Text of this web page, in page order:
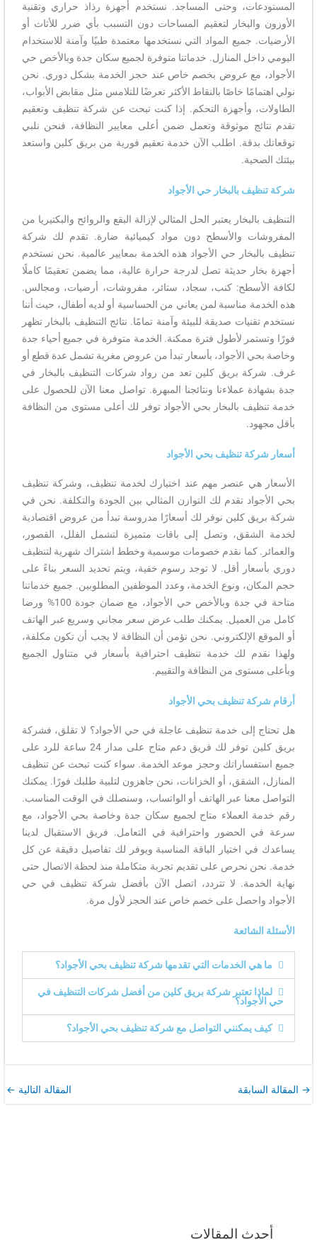
أحدث المقالات
المستودعات، وحتى المساجد. نستخدم أجهزة رذاذ حراري وتقنية
الأوزون والبخار لتعقيم المساحات دون التسبب بأي ضرر للأثاث أو
الأرضيات. جميع المواد التي نستخدمها معتمدة طبيًا وآمنة للاستخدام
اليومي داخل المنازل. خدماتنا متوفرة لجميع سكان جدة وبالأخص حي
الأجواد، مع عروض بخصم خاص عند حجز الخدمة بشكل دوري. نحن
نولي اهتمامًا خاصًا بالنقاط الأكثر تعرضًا للتلامس مثل مقابض الأبواب،
الطاولات، وأجهزة التحكم. إذا كنت تبحث عن شركة تنظيف وتعقيم
تقدم نتائج موثوقة وتعمل ضمن أعلى معايير النظافة، فنحن نلبي
توقعاتك بدقة. اطلب الآن خدمة تعقيم فورية من بريق كلين واستعد
بيئتك الصحية.
شركة تنظيف بالبخار حي الأجواد
التنظيف بالبخار يعتبر الحل المثالي لإزالة البقع والروائح والبكتيريا من
المفروشات والأسطح دون مواد كيميائية ضارة. تقدم لك شركة
تنظيف بالبخار حي الأجواد هذه الخدمة بمعايير عالمية. نحن نستخدم
أجهزة بخار حديثة تصل لدرجة حرارة عالية، مما يضمن تعقيمًا كاملًا
لكافة الأسطح: كنب، سجاد، ستائر، مفروشات، أرضيات، ومجالس.
هذه الخدمة مناسبة لمن يعاني من الحساسية أو لديه أطفال، حيث أننا
نستخدم تقنيات صديقة للبيئة وآمنة تمامًا. نتائج التنظيف بالبخار تظهر
فورًا وتستمر لأطول فترة ممكنة. الخدمة متوفرة في جميع أحياء جدة
وخاصة بحي الأجواد، بأسعار تبدأ من عروض مغرية تشمل عدة قطع أو
غرف. شركة بريق كلين تعد من رواد شركات التنظيف بالبخار في
جدة بشهادة عملاءنا ونتائجنا المبهرة. تواصل معنا الآن للحصول على
خدمة تنظيف بالبخار بحي الأجواد توفر لك أعلى مستوى من النظافة
بأقل مجهود.
أسعار شركة تنظيف بحي الأجواد
الأسعار هي عنصر مهم عند اختيارك لخدمة تنظيف، وشركة تنظيف
بحي الأجواد تقدم لك التوازن المثالي بين الجودة والتكلفة. نحن في
شركة بريق كلين نوفر لك أسعارًا مدروسة تبدأ من عروض اقتصادية
لخدمة الشقق، وتصل إلى باقات متميزة لتشمل الفلل، القصور،
والعمائر. كما نقدم خصومات موسمية وخطط اشتراك شهرية لتنظيف
دوري بأسعار أقل. لا توجد رسوم خفية، ويتم تحديد السعر بناءً على
حجم المكان، ونوع الخدمة، وعدد الموظفين المطلوبين. جميع خدماتنا
متاحة في جدة وبالأخص حي الأجواد، مع ضمان جودة 100% ورضا
كامل من العميل. يمكنك طلب عرض سعر مجاني وسريع عبر الهاتف
أو الموقع الإلكتروني. نحن نؤمن أن النظافة لا يجب أن تكون مكلفة،
ولهذا نقدم لك خدمة تنظيف احترافية بأسعار في متناول الجميع
وبأعلى مستوى من النظافة والتقييم.
أرقام شركة تنظيف بحي الأجواد
هل تحتاج إلى خدمة تنظيف عاجلة في حي الأجواد؟ لا تقلق، فشركة
بريق كلين توفر لك فريق دعم متاح على مدار 24 ساعة للرد على
جميع استفساراتك وحجز موعد الخدمة. سواء كنت تبحث عن تنظيف
المنازل، الشقق، أو الخزانات، نحن جاهزون لتلبية طلبك فورًا. يمكنك
التواصل معنا عبر الهاتف أو الواتساب، وسنصلك في الوقت المناسب.
رقم خدمة العملاء متاح لجميع سكان جدة وخاصة بحي الأجواد، مع
سرعة في الحضور واحترافية في التعامل. فريق الاستقبال لدينا
يساعدك في اختيار الباقة المناسبة ويوفر لك تفاصيل دقيقة عن كل
خدمة. نحن نحرص على تقديم تجربة متكاملة منذ لحظة الاتصال حتى
نهاية الخدمة. لا تتردد، اتصل الآن بأفضل شركة تنظيف في حي
الأجواد واحصل على خصم خاص عند الحجز لأول مرة.
الأسئلة الشائعة
ما هي الخدمات التي تقدمها شركة تنظيف بحي الأجواد؟
لماذا تعتبر شركة بريق كلين من أفضل شركات التنظيف في
حي الأجواد؟
كيف يمكنني التواصل مع شركة تنظيف بحي الأجواد؟
→ المقالة السابقة المقالة التالية ←